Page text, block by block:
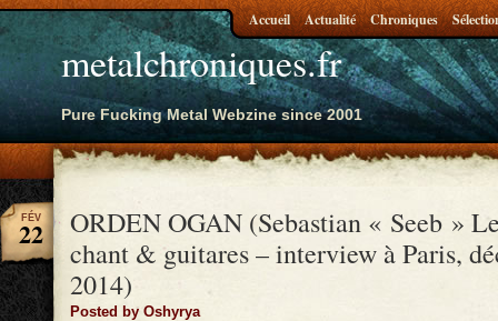
metalchroniques.fr
Pure Fucking Metal Webzine since 2001
Accueil Actualité Chroniques
ORDEN OGAN (Sebastian « Seeb »
chant & guitares – interview à Paris,
2014)
Posted by Oshyrya
FÉV
22